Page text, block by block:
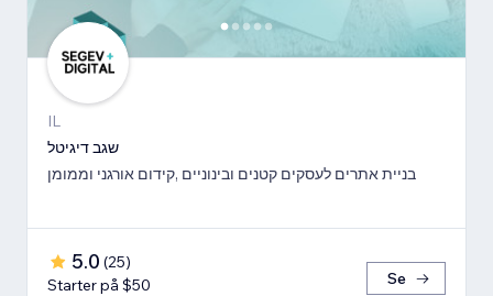
IL
שגב דיגיטל
בניית אתרים לעסקים קטנים ובינוניים ,קידום אורגני וממומן
5.0 (25)
Starter på $50
Se